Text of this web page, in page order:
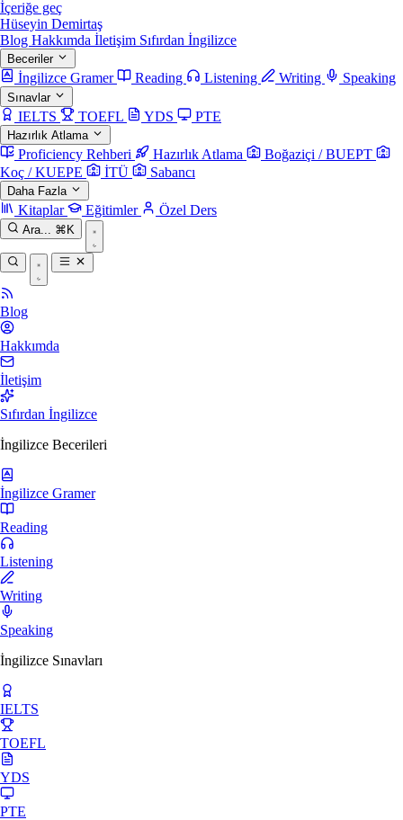
İçeriğe geç
Hüseyin Demirtaş
Blog Hakkımda İletişim Sıfırdan İngilizce
Beceriler
İngilizce Gramer Reading Listening Writing Speaking
Sınavlar
IELTS TOEFL YDS PTE
Hazırlık Atlama
Proficiency Rehberi Hazırlık Atlama
Boğaziçi / BUEPT
Koç / KUEPE
İTÜ Sabancı
Daha Fazla
Kitaplar Eğitimler Özel Ders
Ara... ⌘K
Blog
Hakkımda
İletişim
Sıfırdan İngilizce
İngilizce Becerileri
İngilizce Gramer
Reading
Listening
Writing
Speaking
İngilizce Sınavları
IELTS
TOEFL
YDS
PTE